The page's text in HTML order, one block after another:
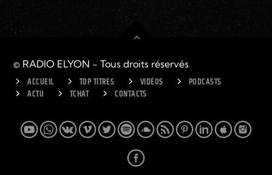
© RADIO ELYON - Tous droits réservés
ACCUEIL TOP TITRES VIDÉOS
PODCASTS
ACTU
TCHAT CONTACTS